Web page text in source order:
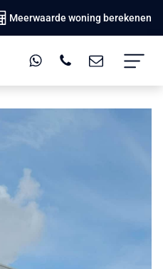
Meerwaarde woning berekenen